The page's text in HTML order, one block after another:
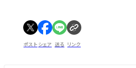
ポスト シェア 送る リンク